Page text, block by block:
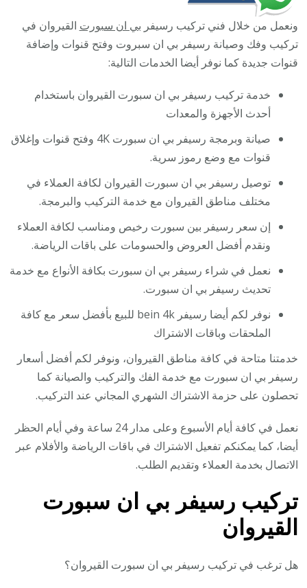
ونعمل من خلال فني تركيب رسيفر بي ان سبورت القيروان في
تركيب وفك وصيانة رسيفر بي ان سبروت وفتح قنوات وإضافة
قنوات جديدة كما نوفر أيضا الخدمات التالية:
خدمة تركيب رسيفر بي ان سبورت القيروان باستخدام
أحدث الأجهزة والمعدات
صيانة وبرمجة رسيفر بي ان سبورت 4K وفتح قنوات وإغلاق
قنوات مع وضع رموز سرية.
توصيل رسيفر بي ان سبورت القيروان لكافة العملاء في
مختلف مناطق القيروان مع خدمة التركيب والبرمجة.
إن سعر رسيفر بين سبورت رخيص ومناسب لكافة العملاء
ونقدم أفضل العروض والحسومات على باقات الرياضة.
نعمل في شراء رسيفر بي ان سبورت بكافة الأنواع مع خدمة
تحديث رسيفر بي ان سبورت.
نوفر لكم أيضا رسيفر bein 4k للبيع بأفضل سعر مع كافة
الملحقات وباقات الاشتراك
خدمتنا متاحة في كافة مناطق القيروان، ونوفر لكم أفضل أسعار
رسيفر بي ان سبورت مع خدمة الفك والتركيب والصيانة كما
تحصلون على حزمة الاشتراك الشهري المجاني عند التركيب.
نعمل في كافة أيام الأسبوع وعلى مدار 24 ساعة وفي أيام الحظر
أيضا، كما يمكنكم تفعيل الاشتراك في باقات الرياضة والأفلام عبر
الاتصال بخدمة العملاء وتقديم الطلب.
تركيب رسيفر بي ان سبورت
القيروان
هل ترغب في تركيب رسيفر بي ان سبورت القيروان؟